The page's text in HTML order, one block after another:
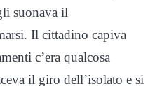
suonava il
Il cittadino capiva
c’era qualcosa
il giro dell’isolato e si